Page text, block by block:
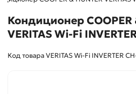
Кондиционер COOPER
VERITAS Wi-Fi
Код товара VERITAS Wi-Fi INVERTER